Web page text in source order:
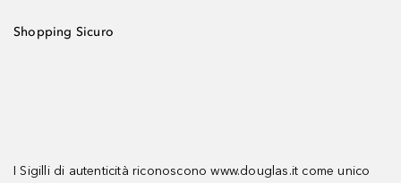
Shopping Sicuro
I Sigilli di autenticità riconoscono www.douglas.it come unico